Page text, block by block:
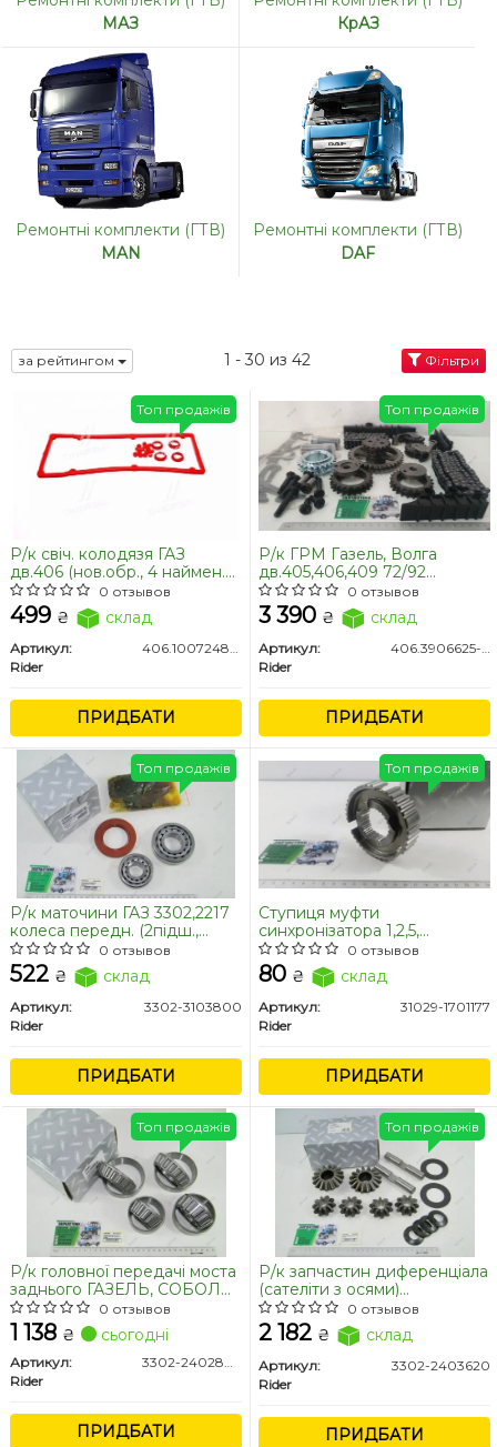
МАЗ
КрАЗ
Ремонтні комплекти (ГТВ)
MAN
Ремонтні комплекти (ГТВ)
DAF
за рейтингом 1 - 30 из 42 Фільтри
Р/к свіч. колодязя ГАЗ
дв.406 (нов.обр., 4 наймен.
червон.силікон))
0 отзывов
499 ₴ склад
Артикул:
406.1007248-10.1
Rider
ПРИДБАТИ
Топ продажів
Р/к ГРМ Газель, Волга
дв.405,406,409 72/92
ПОВНИЙ "ЕВРО-3" (Гострий
ЗУБ, ланцюги 72/92) (RIDER)
0 отзывов
3 390 ₴ склад
Артикул:
406.3906625-О3-01
Rider
ПРИДБАТИ
Топ продажів
Р/к маточини ГАЗ 3302,2217
колеса передн. (2підш.,
манжета) (RIDER)
0 отзывов
522 ₴ склад
Артикул:
3302-3103800
Rider
ПРИДБАТИ
Топ продажів
Ступиця муфти
синхронізатора 1,2,5,
зад.хода, КПП ГАЗ
3302,31029 (А21R22-
1701177,31029-1701177 -01) (з
2003 р.) (RIDER)
0 отзывов
80 ₴ склад
Артикул:
31029-1701177
Rider
ПРИДБАТИ
Топ продажів
Р/к головної передачі моста
заднього ГАЗЕЛЬ, СОБОЛЬ
(4 підш.) (RIDER)
0 отзывов
1 138 ₴ сьогодні
Артикул:
Rider
ПРИДБАТИ
Топ продажів
Р/к запчастин диференціала
(сателіти з осями)
Газель,Соболь (RIDER)
0 отзывов
2 182 ₴ склад
Артикул:
3302-2403620
Rider
ПРИДБАТИ
Топ продажів